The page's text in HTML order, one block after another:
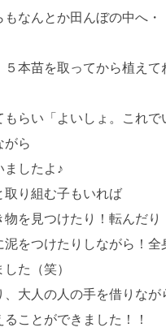
なんとか田んぼの中へ・
５本苗を取ってから植えて
もらい「よいしょ。これで
がら
ましたよ♪
取り組む子もいれば
物を見つけたり！転んだり
泥をつけたりしながら！全
た（笑）
、大人の人の手を借りなが
ことができました！！